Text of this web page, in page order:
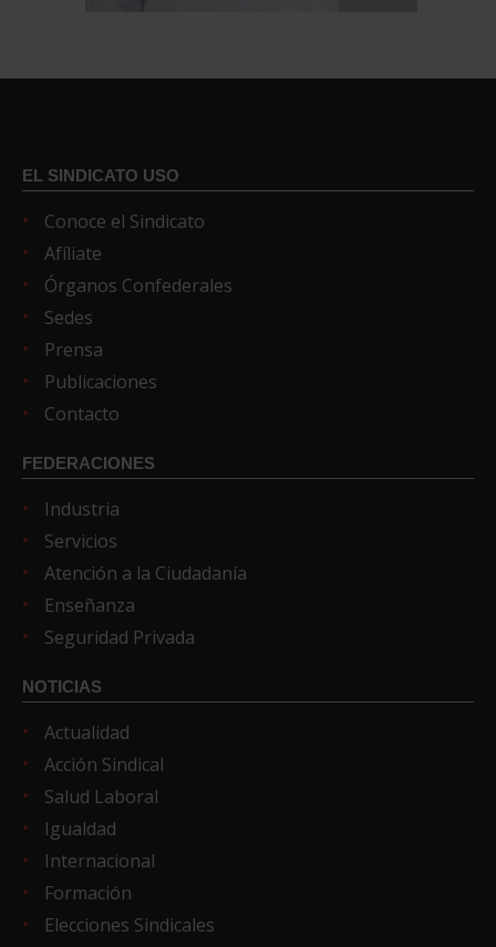
EL SINDICATO USO
Conoce el Sindicato
Afíliate
Órganos Confederales
Sedes
Prensa
Publicaciones
Contacto
FEDERACIONES
Industria
Servicios
Atención a la Ciudadanía
Enseñanza
Seguridad Privada
NOTICIAS
Actualidad
Acción Sindical
Salud Laboral
Igualdad
Internacional
Formación
Elecciones Sindicales